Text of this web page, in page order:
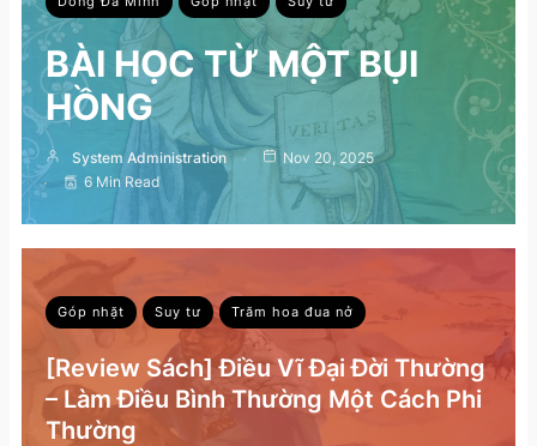
BÀI HỌC TỪ MỘT BỤI
HỒNG
System Administration
Nov 20, 2025
6 Min Read
Góp nhặt Suy tư Trăm hoa đua nở
[Review Sách] Điều Vĩ Đại Đời Thường
– Làm Điều Bình Thường Một Cách Phi
Thường